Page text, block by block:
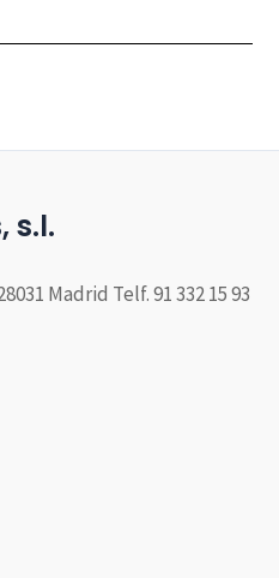
s.l.
Madrid Telf. 91 332 15 93